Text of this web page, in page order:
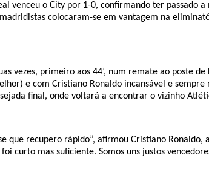
venceu o City por 1-0, confirmando ter passado
colocaram-se em vantagem na
vezes, primeiro aos 44’, num remate ao poste
e com Cristiano Ronaldo incansável e
final, onde voltará a encontrar o vizinho
que recupero rápido”, afirmou Cristiano
curto mas suficiente. Somos uns justos